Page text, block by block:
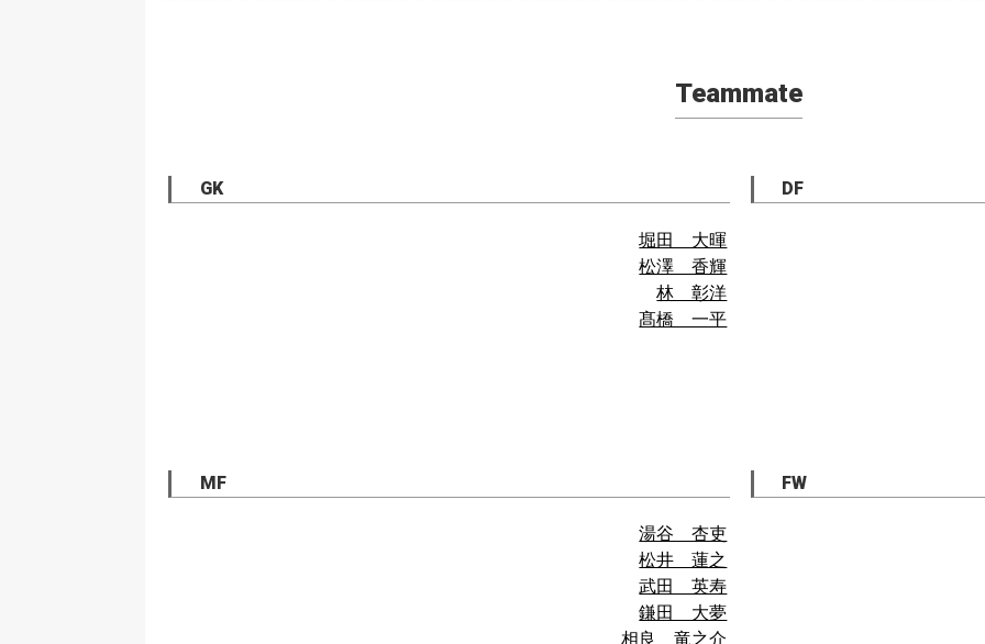
Teammate
GK
堀田 大暉
松澤 香輝
林 彰洋
髙橋 一平
DF
MF
湯谷 杏吏
松井 蓮之
武田 英寿
鎌田 大夢
相良 竜之介
FW